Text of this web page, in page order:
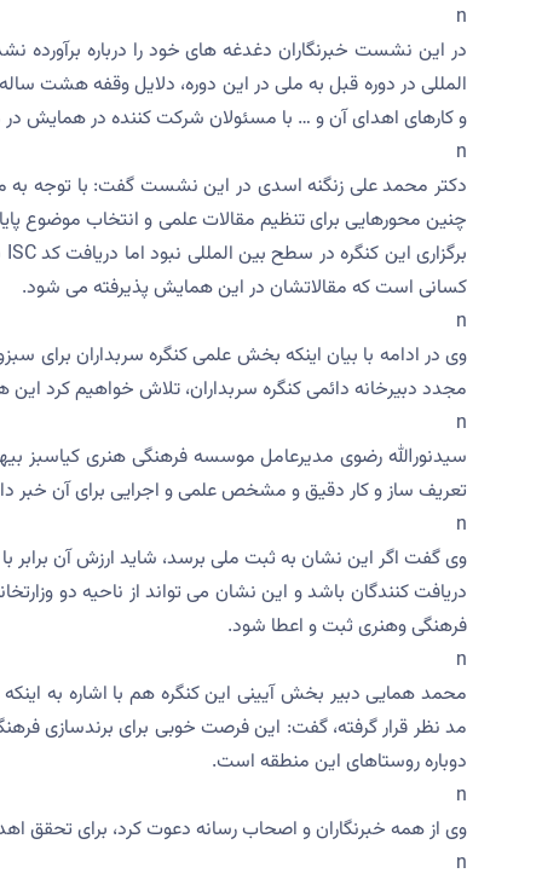
n
المللی در دوره قبل به ملی در این دوره، دلایل وقفه هشت
و کارهای اهدای آن و … با مسئولان شرکت کننده در همایش در
n
دکتر محمد علی زنگنه اسدی در این نشست گفت: با توجه به
چنین محورهایی برای تنظیم مقالات علمی و انتخاب موضوع
کسانی است که مقالاتشان در این همایش پذیرفته می شود.
n
وی در ادامه با بیان اینکه بخش علمی کنگره سربداران برای
مجدد دبیرخانه دائمی کنگره سربداران، تلاش خواهیم کرد
n
سیدنورالله رضوی مدیرعامل موسسه فرهنگی هنری کیاسبز
تعریف ساز و کار دقیق و مشخص علمی و اجرایی برای آن خبر
n
وی گفت اگر این نشان به ثبت ملی برسد، شاید ارزش آن برابر
دریافت کنندگان باشد و این نشان می تواند از ناحیه دو
فرهنگی وهنری ثبت و اعطا شود.
n
محمد همایی دبیر بخش آیینی این کنگره هم با اشاره به
مد نظر قرار گرفته، گفت: این فرصت خوبی برای برندسازی
دوباره روستاهای این منطقه است.
n
وی از همه خبرنگاران و اصحاب رسانه دعوت کرد، برای تحقق
n